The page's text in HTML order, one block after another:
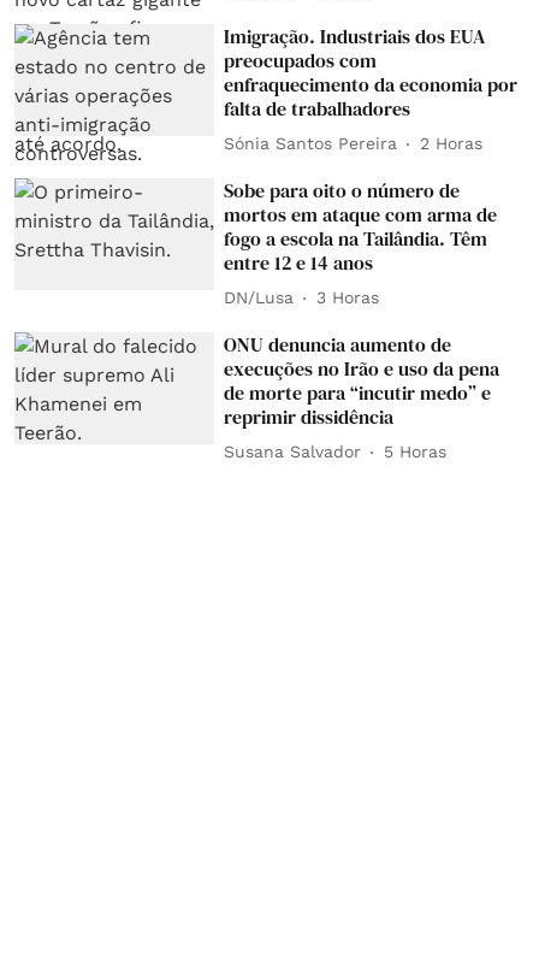
Imigração. Industriais dos EUA
preocupados com
enfraquecimento da economia por
falta de trabalhadores
Sónia Santos Pereira 2 Horas
Sobe para oito o número de
mortos em ataque com arma de
fogo a escola na Tailândia. Têm
entre 12 e 14 anos
DN/Lusa 3 Horas
ONU denuncia aumento de
execuções no Irão e uso da pena
de morte para “incutir medo” e
reprimir dissidência
Susana Salvador 5 Horas